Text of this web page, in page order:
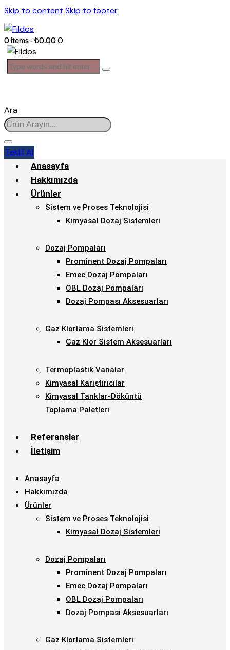
Skip to content Skip to footer
0 items-₺0.000
Ara
Teklif Al
Anasayfa
Hakkımızda
Ürünler
Sistem ve Proses Teknolojisi
Kimyasal Dozaj Sistemleri
Dozaj Pompaları
Prominent Dozaj Pompaları
Emec Dozaj Pompaları
OBL Dozaj Pompaları
Dozaj Pompası Aksesuarları
Gaz Klorlama Sistemleri
Gaz Klor Sistem Aksesuarları
Termoplastik Vanalar
Kimyasal Karıştırıcılar
Kimyasal Tanklar-Döküntü
Toplama Paletleri
Referanslar
İletişim
Anasayfa
Hakkımızda
Ürünler
Sistem ve Proses Teknolojisi
Kimyasal Dozaj Sistemleri
Dozaj Pompaları
Prominent Dozaj Pompaları
Emec Dozaj Pompaları
OBL Dozaj Pompaları
Dozaj Pompası Aksesuarları
Gaz Klorlama Sistemleri